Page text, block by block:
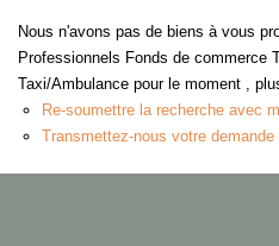
NOTRE
Qui
Créer une alerte
Nous n'avons pas de biens à vous
Professionnels Fonds de commerce
Taxi/Ambulance pour le moment ,
Re-soumettre la recherche avec
Transmettez-nous votre demande